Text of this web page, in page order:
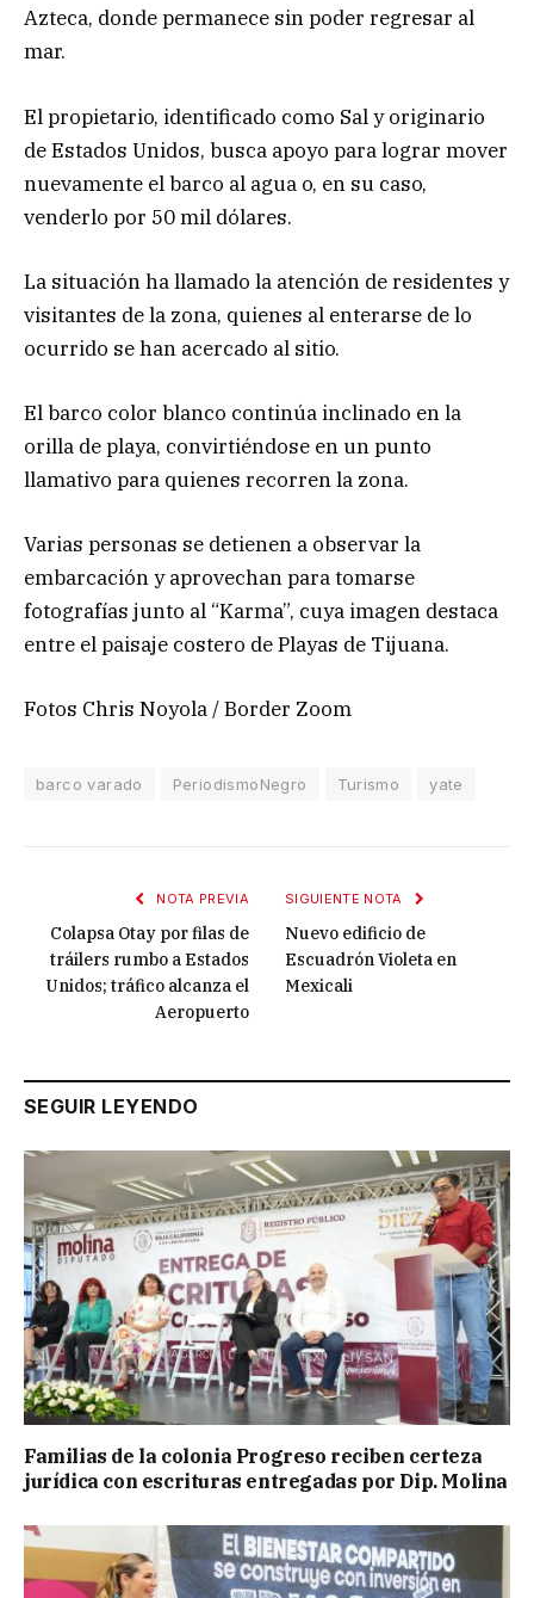
Azteca, donde permanece sin poder regresar al
mar.
El propietario, identificado como Sal y originario
de Estados Unidos, busca apoyo para lograr mover
nuevamente el barco al agua o, en su caso,
venderlo por 50 mil dólares.
La situación ha llamado la atención de residentes y
visitantes de la zona, quienes al enterarse de lo
ocurrido se han acercado al sitio.
El barco color blanco continúa inclinado en la
orilla de playa, convirtiéndose en un punto
llamativo para quienes recorren la zona.
Varias personas se detienen a observar la
embarcación y aprovechan para tomarse
fotografías junto al “Karma”, cuya imagen destaca
entre el paisaje costero de Playas de Tijuana.
Fotos Chris Noyola / Border Zoom
barco varado PeriodismoNegro Turismo yate
NOTA PREVIA
Colapsa Otay por filas de
tráilers rumbo a Estados
Unidos; tráfico alcanza el
Aeropuerto
SIGUIENTE NOTA
Nuevo edificio de
Escuadrón Violeta en
Mexicali
SEGUIR LEYENDO
Familias de la colonia Progreso reciben certeza
jurídica con escrituras entregadas por Dip. Molina